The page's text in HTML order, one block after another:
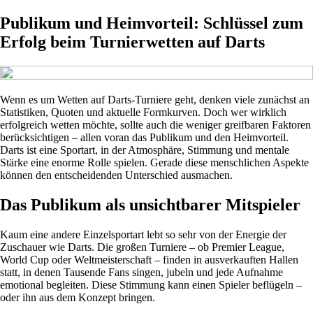
Publikum und Heimvorteil: Schlüssel zum
Erfolg beim Turnierwetten auf Darts
Wenn es um Wetten auf Darts-Turniere geht, denken viele zunächst an
Statistiken, Quoten und aktuelle Formkurven. Doch wer wirklich
erfolgreich wetten möchte, sollte auch die weniger greifbaren Faktoren
berücksichtigen – allen voran das Publikum und den Heimvorteil.
Darts ist eine Sportart, in der Atmosphäre, Stimmung und mentale
Stärke eine enorme Rolle spielen. Gerade diese menschlichen Aspekte
können den entscheidenden Unterschied ausmachen.
Das Publikum als unsichtbarer Mitspieler
Kaum eine andere Einzelsportart lebt so sehr von der Energie der
Zuschauer wie Darts. Die großen Turniere – ob Premier League,
World Cup oder Weltmeisterschaft – finden in ausverkauften Hallen
statt, in denen Tausende Fans singen, jubeln und jede Aufnahme
emotional begleiten. Diese Stimmung kann einen Spieler beflügeln –
oder ihn aus dem Konzept bringen.